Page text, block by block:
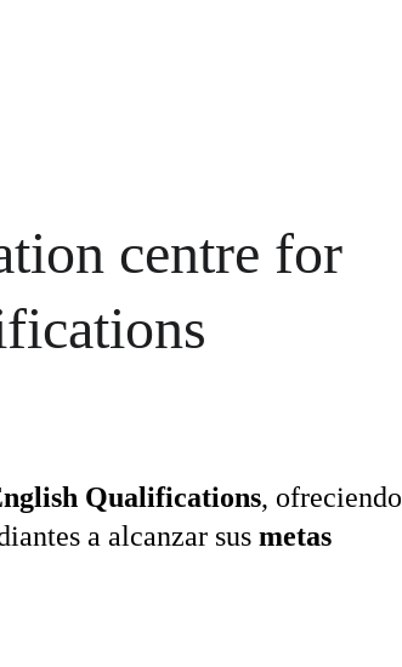
centre for
Qualifications, ofreciendo
a alcanzar sus metas